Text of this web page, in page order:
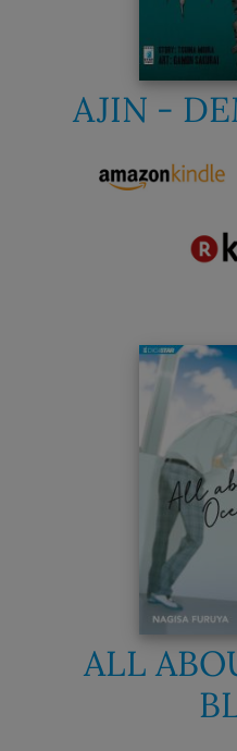
AJIN -
ALL